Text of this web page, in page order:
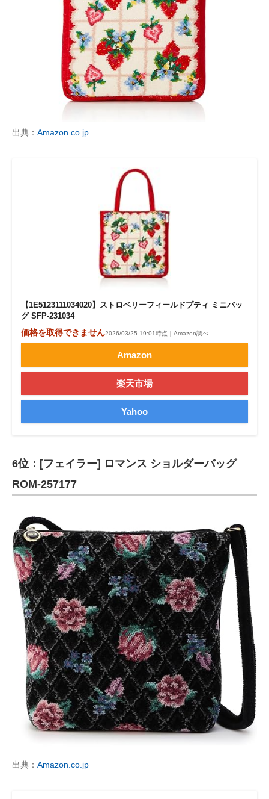
出典： Amazon.co.jp
【1E5123111034020】ストロベリーフィールドプティ ミニバッ
グ SFP-231034
価格を取得できません2026/03/25 19:01時点｜Amazon調べ
Amazon
楽天市場
Yahoo
6位：[フェイラー] ロマンス ショルダーバッグ
ROM-257177
出典： Amazon.co.jp